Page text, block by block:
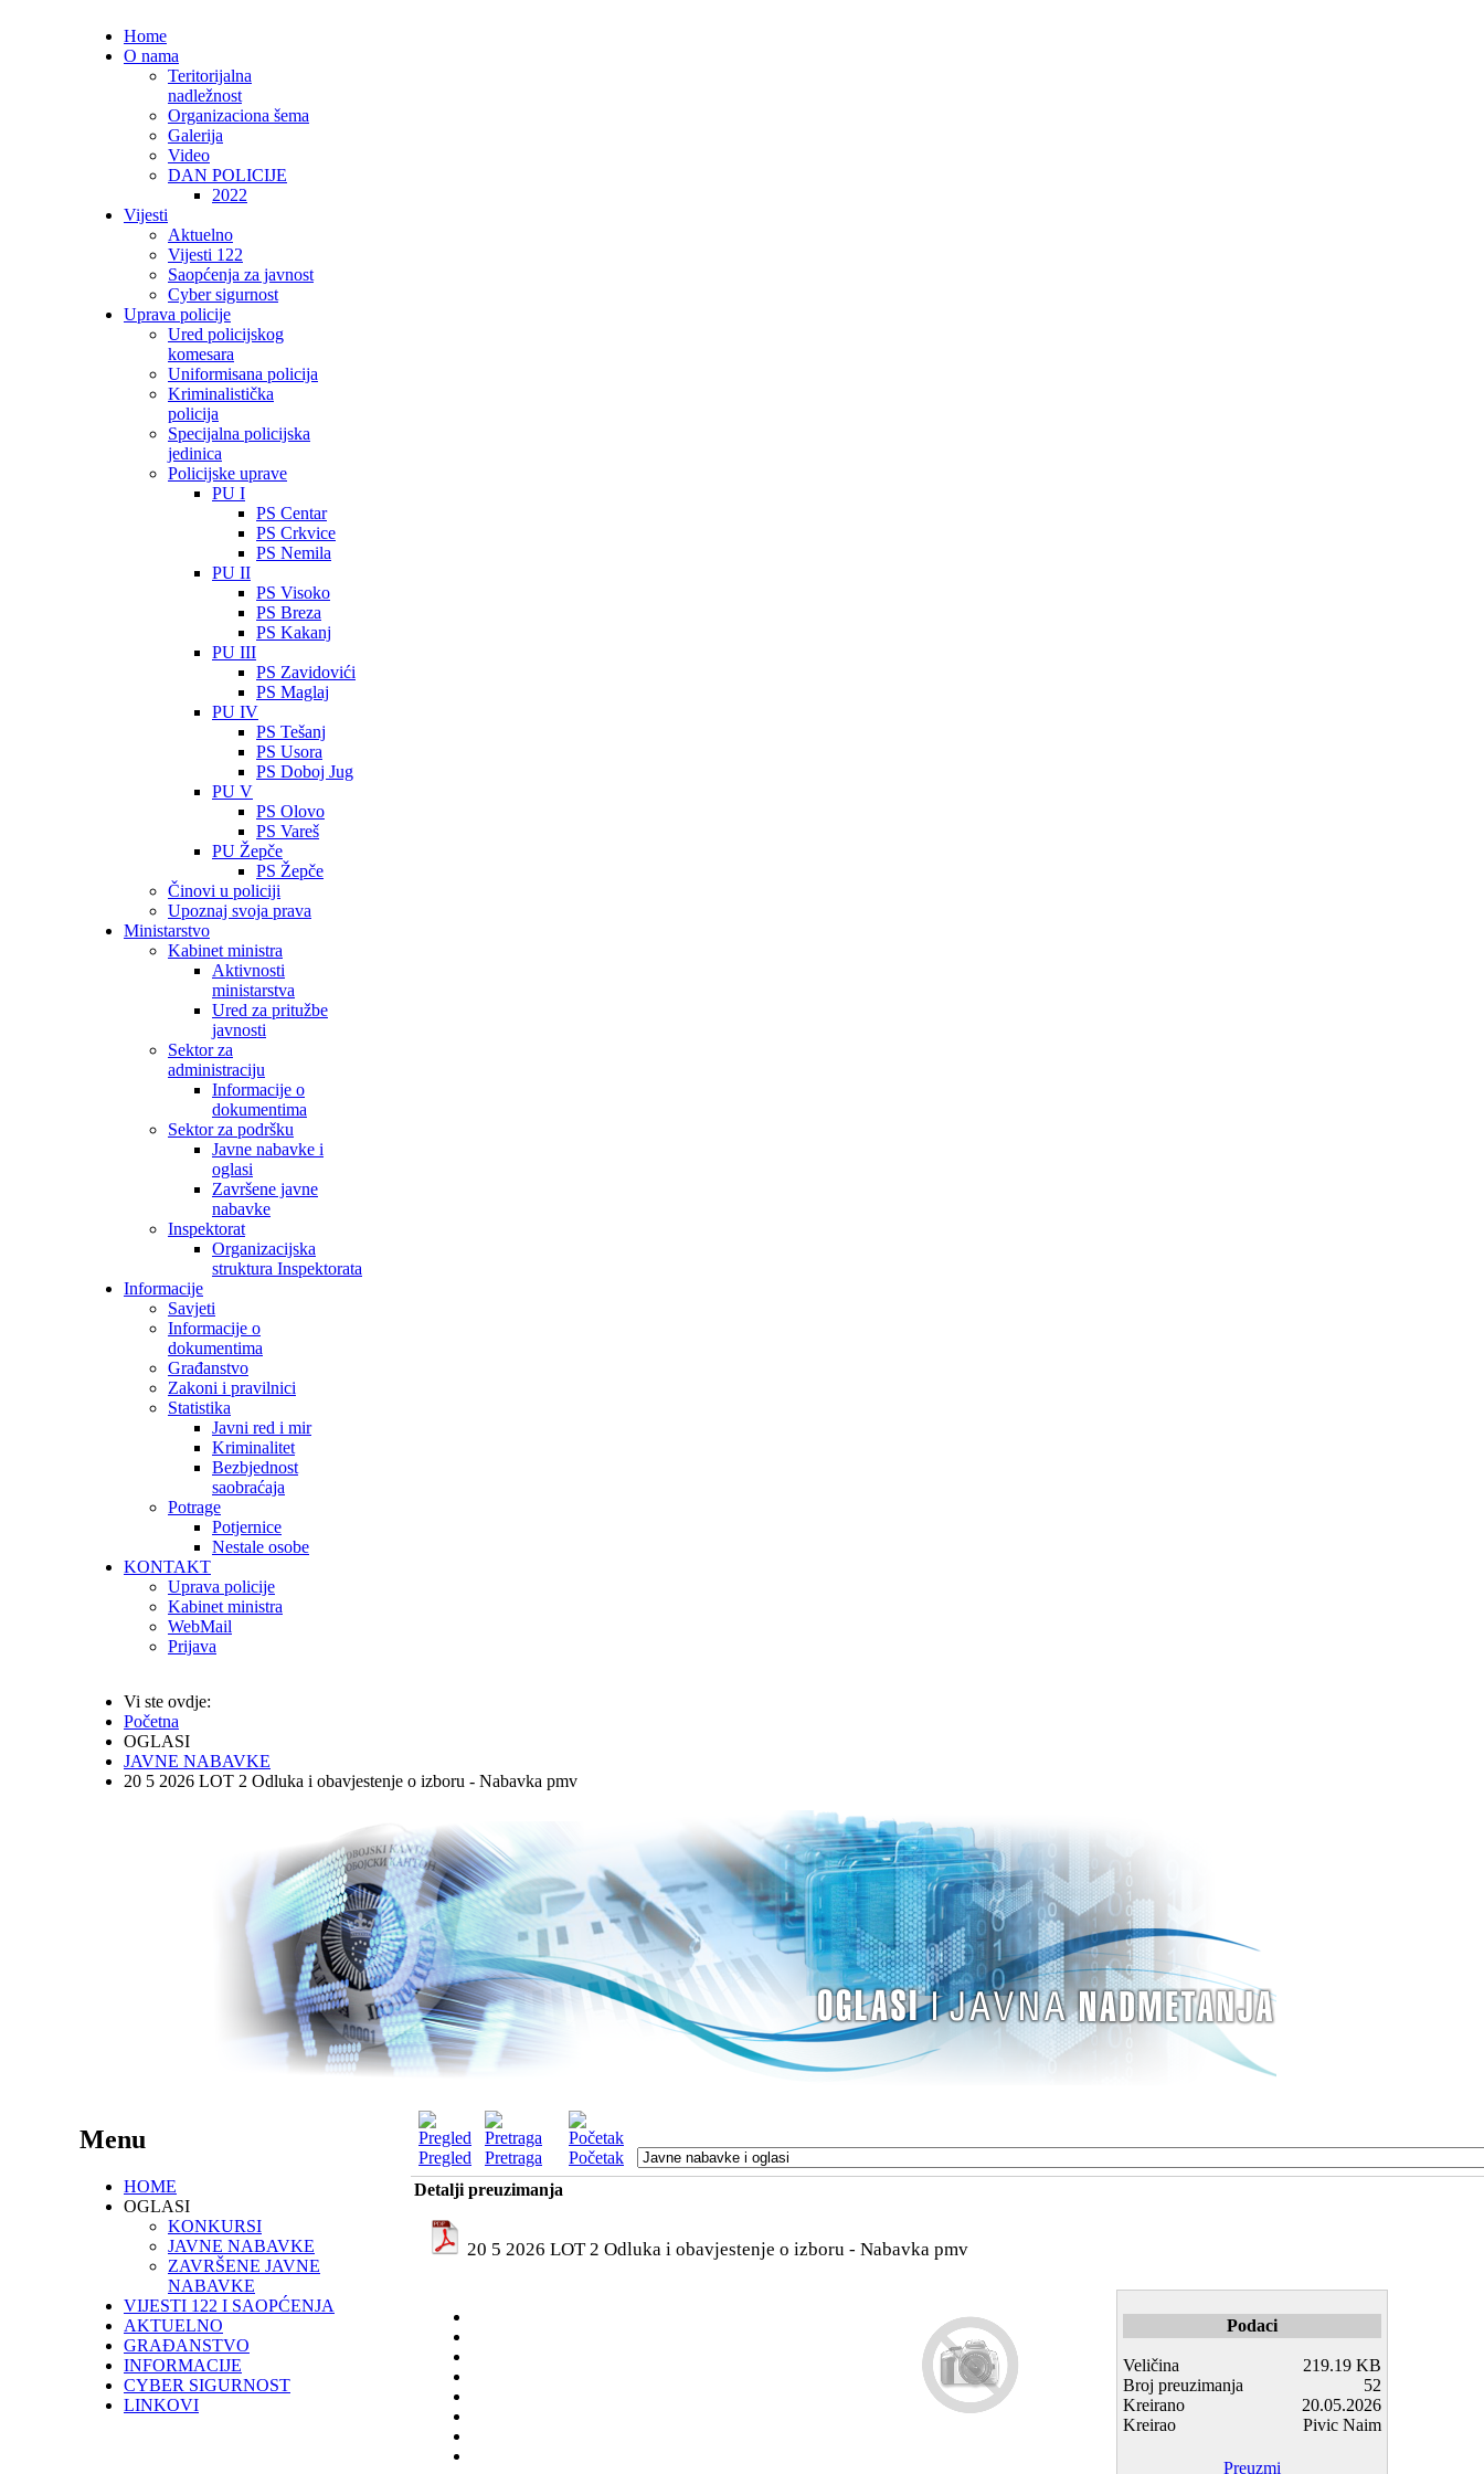
Home
O nama
Teritorijalna
nadležnost
Organizaciona šema
Galerija
Video
DAN POLICIJE
2022
Vijesti
Aktuelno
Vijesti 122
Saopćenja za javnost
Cyber sigurnost
Uprava policije
Ured policijskog
komesara
Uniformisana policija
Kriminalistička
policija
Specijalna policijska
jedinica
Policijske uprave
PU I
PS Centar
PS Crkvice
PS Nemila
PU II
PS Visoko
PS Breza
PS Kakanj
PU III
PS Zavidovići
PS Maglaj
PU IV
PS Tešanj
PS Usora
PS Doboj Jug
PU V
PS Olovo
PS Vareš
PU Žepče
PS Žepče
Činovi u policiji
Upoznaj svoja prava
Ministarstvo
Kabinet ministra
Aktivnosti
ministarstva
Ured za pritužbe
javnosti
Sektor za
administraciju
Informacije o
dokumentima
Sektor za podršku
Javne nabavke i
oglasi
Završene javne
nabavke
Inspektorat
Organizacijska
struktura Inspektorata
Informacije
Savjeti
Informacije o
dokumentima
Građanstvo
Zakoni i pravilnici
Statistika
Javni red i mir
Kriminalitet
Bezbjednost
saobraćaja
Potrage
Potjernice
Nestale osobe
KONTAKT
Uprava policije
Kabinet ministra
WebMail
Prijava
Vi ste ovdje:
Početna
OGLASI
JAVNE NABAVKE
20 5 2026 LOT 2 Odluka i obavjestenje o izboru - Nabavka pmv
Pregled Pretraga
Početak
Detalji preuzimanja
20 5 2026 LOT 2 Odluka i obavjestenje o izboru - Nabavka pmv
Podaci
Veličina
219.19 KB
Broj preuzimanja
52
Kreirano
20.05.2026
Kreirao
Pivic Naim
Preuzmi
Menu
HOME
OGLASI
KONKURSI
JAVNE NABAVKE
ZAVRŠENE JAVNE
NABAVKE
VIJESTI 122 I SAOPĆENJA
AKTUELNO
GRAĐANSTVO
INFORMACIJE
CYBER SIGURNOST
LINKOVI